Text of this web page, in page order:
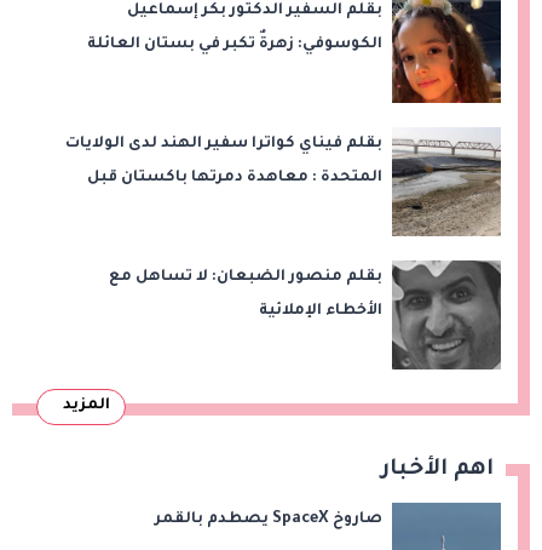
بقلم السفير الدكتور بكر إسماعيل
الكوسوفي: زهرةٌ تكبر في بستان العائلة
بقلم فيناي كواترا سفير الهند لدى الولايات
المتحدة : معاهدة دمرتها باكستان قبل
بقلم منصور الضبعان: لا تساهل مع
الأخطاء الإملائية
المزيد
اهم الأخبار
صاروخ SpaceX يصطدم بالقمر